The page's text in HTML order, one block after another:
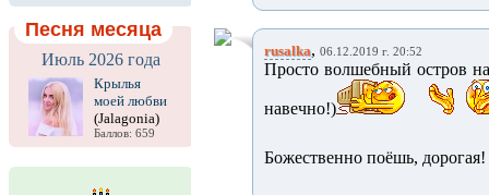
Песня месяца
Июль 2026 года
Крылья
моей любви
(Jalagonia)
Баллов: 659
rusalka, 06.12.2019 г. 20:52
Просто волшебный остров
навечно!)
Божественно поёшь, дорогая!